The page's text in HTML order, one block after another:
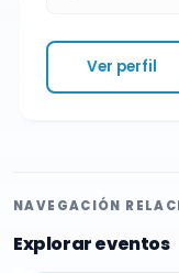
Ver perfil
NAVEGACIÓN
Explorar eventos